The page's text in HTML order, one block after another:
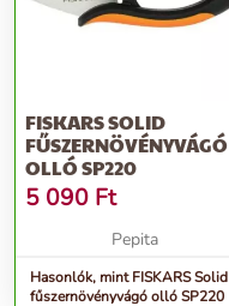
FISKARS SOLID
FŰSZERNÖVÉNYVÁGÓ
OLLÓ SP220
5 090 Ft
Pepita
Hasonlók, mint FISKARS Solid
fűszernövényvágó olló SP220